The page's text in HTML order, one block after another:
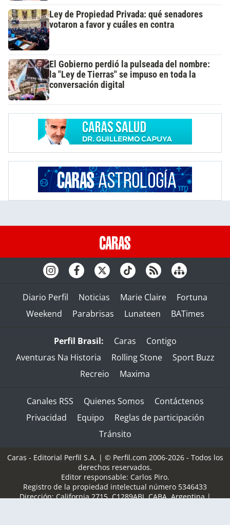
Ley de Propiedad Privada: qué senadores
votaron a favor y cuáles en contra
El Gobierno perdió la pulseada del nombre:
la "Ley de Tierras" se impuso en toda la
conversación digital
Diario Perfil Noticias Marie Claire
Fortuna
Weekend
Parabrisas Lunateen BATimes
Perfil Brasil: Caras
Contigo
Aventuras Na Historia
Rolling Stone
Sport Buzz
Recreio
Maxima
Canales RSS Quienes Somos
Contáctenos
Privacidad
Equipo
Reglas de participación
Tránsito
Caras - Editorial Perfil S.A. | © Perfil.com 2006-2026 - Todos los
derechos reservados.
Editor responsable: Carlos Piro.
Registro de la propiedad intelectual número 5346433
Dirección:California 2715,C1289ABI,CABA, Argentina|